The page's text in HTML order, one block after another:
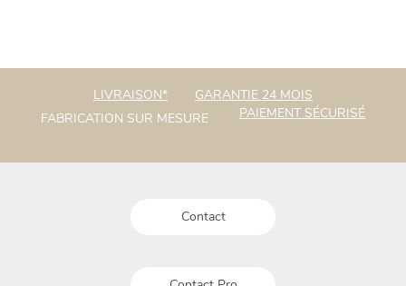
LIVRAISON*
GARANTIE 24 MOIS
FABRICATION SUR MESURE
PAIEMENT SÉCURISÉ
Contact